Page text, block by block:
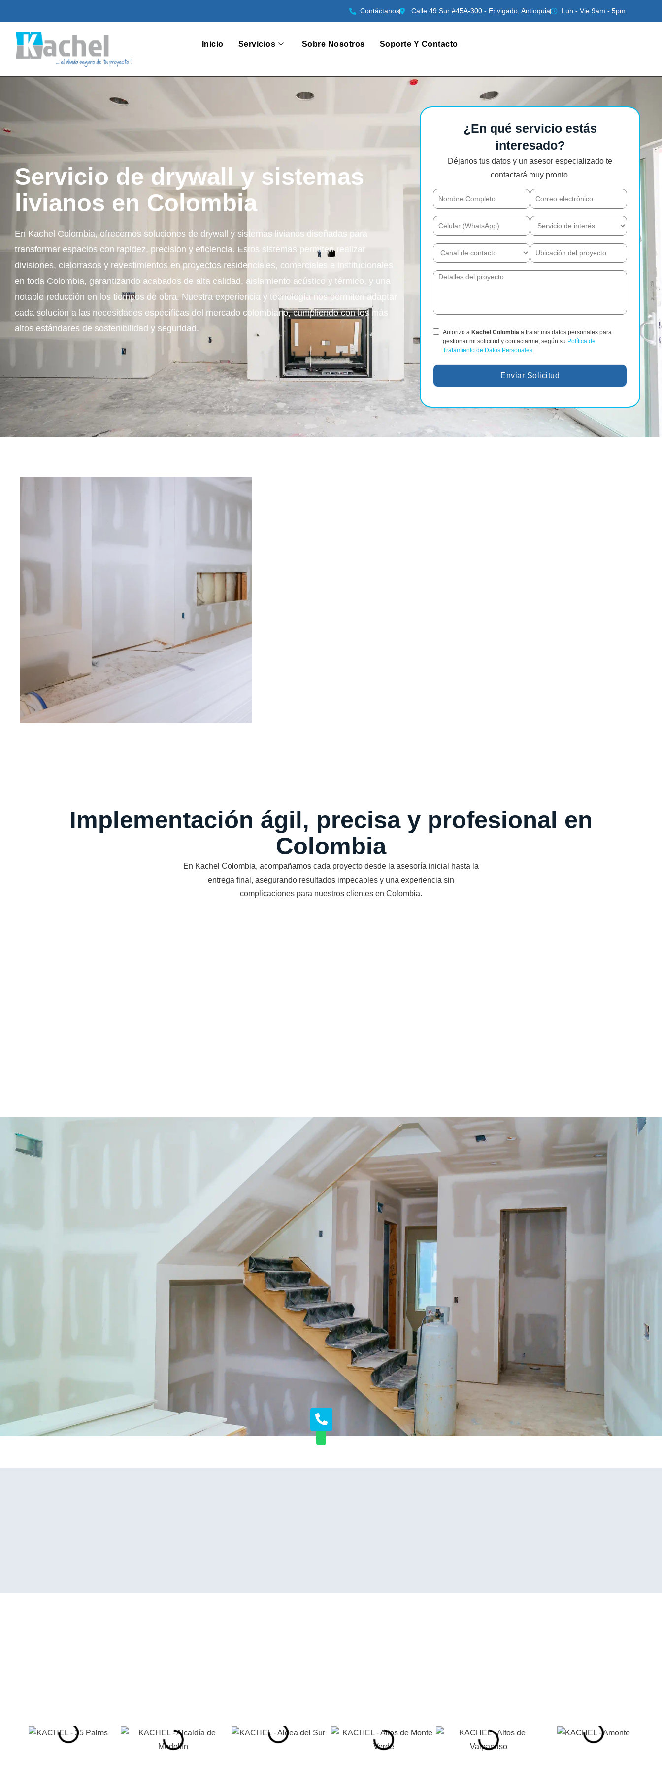
Contáctanos Calle 49 Sur #45A-300 - Envigado, Antioquia Lun - Vie 9am - 5pm
Inicio Servicios Sobre Nosotros Soporte Y Contacto
Servicio de drywall y sistemas
livianos en Colombia
En Kachel Colombia, ofrecemos soluciones de drywall y sistemas livianos diseñadas para
transformar espacios con rapidez, precisión y eficiencia. Estos sistemas permiten realizar
divisiones, cielorrasos y revestimientos en proyectos residenciales, comerciales e institucionales
en toda Colombia, garantizando acabados de alta calidad, aislamiento acústico y térmico, y una
notable reducción en los tiempos de obra. Nuestra experiencia y tecnología nos permiten adaptar
cada solución a las necesidades específicas del mercado colombiano, cumpliendo con los más
altos estándares de sostenibilidad y seguridad.
¿En qué servicio estás
interesado?
Déjanos tus datos y un asesor especializado te
contactará muy pronto.
Autorizo a Kachel Colombia a tratar mis datos personales para
gestionar mi solicitud y contactarme, según su Política de
Tratamiento de Datos Personales.
Enviar Solicitud
Implementación ágil, precisa y profesional en
Colombia
En Kachel Colombia, acompañamos cada proyecto desde la asesoría inicial hasta la
entrega final, asegurando resultados impecables y una experiencia sin
complicaciones para nuestros clientes en Colombia.